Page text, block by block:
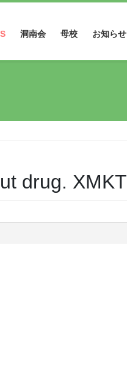
洞南会 母校 お知らせ
drug. XMKT